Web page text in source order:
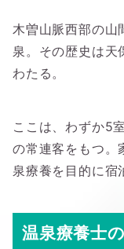
木曽山脈西部の山
泉。その歴史は
わたる。
ここは、わずか5
の常連客をもつ。
泉療養を目的に宿
温泉療養士